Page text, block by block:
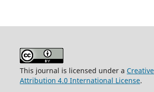
This journal is licensed under a
Attribution 4.0 International License.